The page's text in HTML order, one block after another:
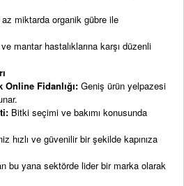
az miktarda organik gübre ile
mantar hastalıklarına karşı düzenli
Fidanlığı: Geniş ürün yelpazesi
Bitki seçimi ve bakımı konusunda
hızlı ve güvenilir bir şekilde kapınıza
bu yana sektörde lider bir marka olarak